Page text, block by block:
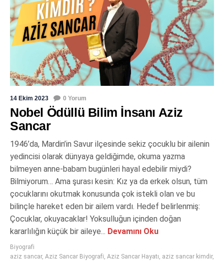
14 Ekim 2023 0 Yorum
Nobel Ödüllü Bilim İnsanı Aziz
Sancar
1946’da, Mardin’in Savur ilçesinde sekiz çocuklu bir ailenin
yedincisi olarak dünyaya geldiğimde, okuma yazma
bilmeyen anne-babam bugünleri hayal edebilir miydi?
Bilmiyorum… Ama şurası kesin: Kız ya da erkek olsun, tüm
çocuklarını okutmak konusunda çok istekli olan ve bu
bilinçle hareket eden bir ailem vardı. Hedef belirlenmiş:
Çocuklar, okuyacaklar! Yoksulluğun içinden doğan
kararlılığın küçük bir aileye... Devamını Oku
Biyografi
aziz sancar, Aziz Sancar Biyografi, Aziz Sancar Hayatı, aziz sancar kimdir,